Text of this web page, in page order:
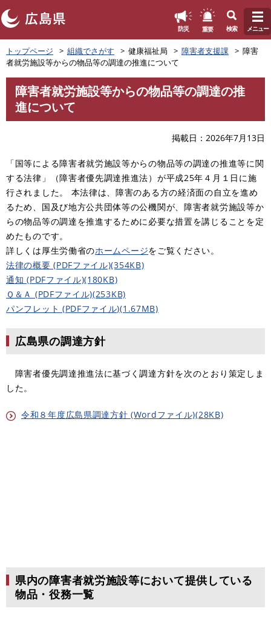
ペ
ー
ジ
の
で
防災 重要 検索 メニュー
トップページ 組織でさがす 健康福祉局 障害者支援課
障害
者就労施設等からの物品等の調達の推進について
障害者就労施設等からの物品等の調達の推
進について
掲載日 2026年7月13日
「国等による障害者就労施設等からの物品等の調達の推進等に関
する法律」（障害者優先調達推進法）が平成25年４月１日に施
行されました。 本法律は、障害のある方の経済面の自立を進め
るため、国及び地方公共団体等の公機関が、障害者就労施設等か
らの物品等の調達を推進するために必要な措置を講じることを定
めたものです。
詳しくは厚生労働省のホームページをご覧ください。
法律の概要 (PDFファイル)(354KB)
通知 (PDFファイル)(180KB)
Ｑ＆Ａ (PDFファイル)(253KB)
パンフレット (PDFファイル)(1.67MB)
広島県の調達方針
障害者優先調達推進法に基づく調達方針を次のとおり策定しま
した。
令和８年度広島県調達方針 (Wordファイル)(28KB)
県内の障害者就労施設等において提供している
物品・役務一覧